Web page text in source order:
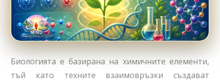
Биологията е базирана на химичните елементи,
тъй като техните взаимовръзки създават